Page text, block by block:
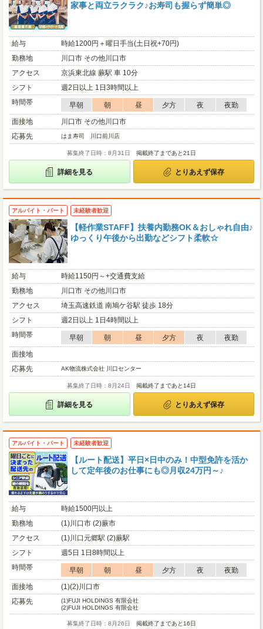
家事と両立ラクラク♪お寿司も握らず簡単◎
給与
時給1200円＋曜日手当(土日祝+70円)
勤務地
川口市 その他川口市
アクセス
京浜東北線 蕨駅 車 10分
シフト
週2日以上 1日3時間以上
時間帯
早朝 朝 昼 夕方 夜
夜勤
面接地
川口市 その他川口市
応募先
はま寿司 川口前川店
募集終了日時：8月31日 掲載終了まであと21日
詳細を見る とりあえず保存
アルバイト・パート 未経験者歓迎
【軽作業STAFF】扶養内勤務OK＆おしゃれ自由♪
ゆっくり午後から出勤などシフト柔軟☆
給与
時給1150円～+交通費支給
勤務地
川口市 その他川口市
アクセス
埼玉高速鉄道 南鳩ケ谷駅 徒歩 18分
シフト
週2日以上 1日4時間以上
時間帯
早朝 朝 昼 夕方 夜
夜勤
面接地
応募先
AK物流株式会社 川口センター
募集終了日時：8月24日 掲載終了まであと14日
詳細を見る とりあえず保存
アルバイト・パート 未経験者歓迎
【ルート配送】平日×日中のみ！中型免許を活か
して定年後のお仕事にも◎月収24万円～♪
給与
時給1500円以上
勤務地
(1)川口市 (2)蕨市
アクセス
(1)川口元郷駅 (2)蕨駅
シフト
週5日 1日8時間以上
時間帯
早朝 朝 昼 夕方 夜
夜勤
面接地
(1)(2)川口市
応募先
(1)FUJI HOLDINGS 有限会社
(2)FUJI HOLDINGS 有限会社
募集終了日時：8月26日 掲載終了まであと16日